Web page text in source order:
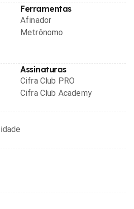
Ferramentas
Afinador
Metrônomo
Assinaturas
Cifra Club PRO
Cifra Club Academy